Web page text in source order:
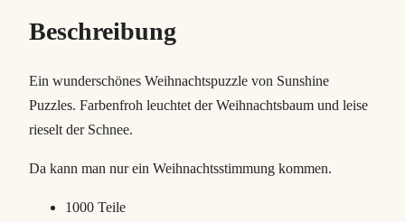
S
e
c
i
l
Beschreibung
Ein wunderschönes Weihnachtspuzzle von Sunshine
Puzzles. Farbenfroh leuchtet der Weihnachtsbaum und leise
rieselt der Schnee.
Da kann man nur ein Weihnachtsstimmung kommen.
1000 Teile